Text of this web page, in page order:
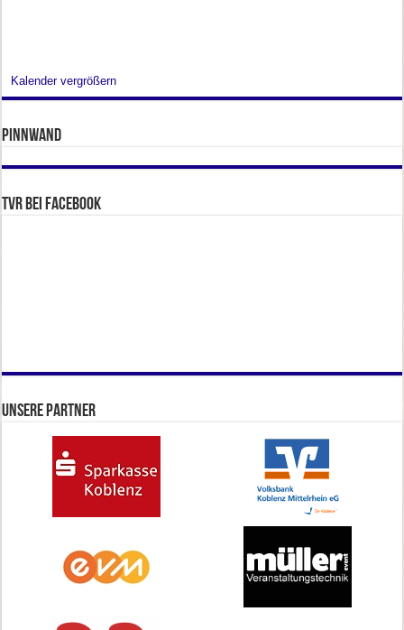
Kalender vergrößern
Pinnwand
TVR bei facebook
Unsere Partner